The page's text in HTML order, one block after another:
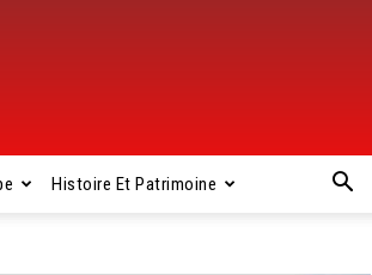
Histoire Et Patrimoine